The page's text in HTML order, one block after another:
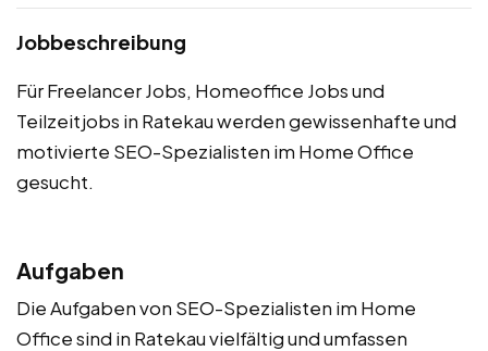
Jobbeschreibung
Für Freelancer Jobs, Homeoffice Jobs und
Teilzeitjobs in Ratekau werden gewissenhafte und
motivierte SEO-Spezialisten im Home Office
gesucht.
Aufgaben
Die Aufgaben von SEO-Spezialisten im Home
Office sind in Ratekau vielfältig und umfassen